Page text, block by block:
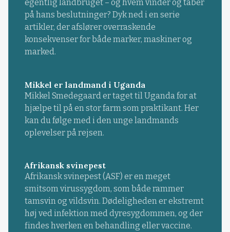
egentlig landbruget – og hvem vinder og taber
på hans beslutninger? Dyk ned i en serie
artikler, der afslører overraskende
konsekvenser for både marker, maskiner og
marked.
Mikkel er landmand i Uganda
Mikkel Smedegaard er taget til Uganda for at
hjælpe til på en stor farm som praktikant. Her
kan du følge med i den unge landmands
oplevelser på rejsen.
Afrikansk svinepest
Afrikansk svinepest (ASF) er en meget
smitsom virussygdom, som både rammer
tamsvin og vildsvin. Dødeligheden er ekstremt
høj ved infektion med dyresygdommen, og der
findes hverken en behandling eller vaccine.